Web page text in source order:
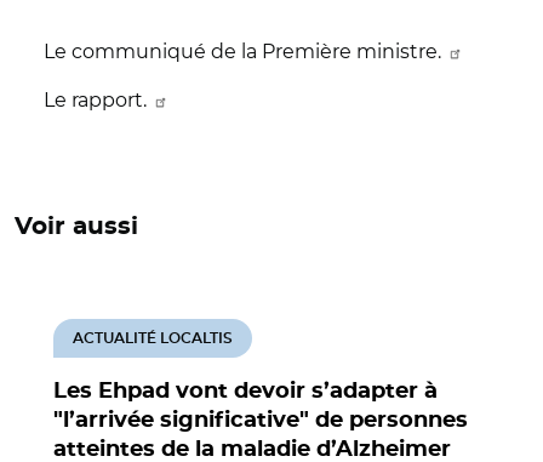
Le communiqué de la Première ministre.
Le rapport.
Voir aussi
Les Ehpad vont devoir s’adapter à
"l’arrivée significative" de personnes
atteintes de la maladie d’Alzheimer
ACTUALITÉ LOCALTIS